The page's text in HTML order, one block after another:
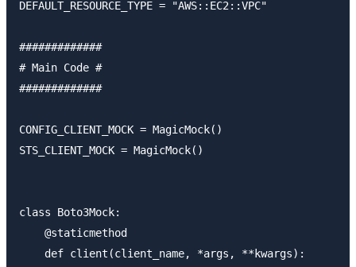
DEFAULT_RESOURCE_TYPE = "AWS::EC2::VPC"
#############
# Main Code #
#############
CONFIG_CLIENT_MOCK = MagicMock()
STS_CLIENT_MOCK = MagicMock()
class Boto3Mock:
    @staticmethod
    def client(client_name, *args, **kwargs):